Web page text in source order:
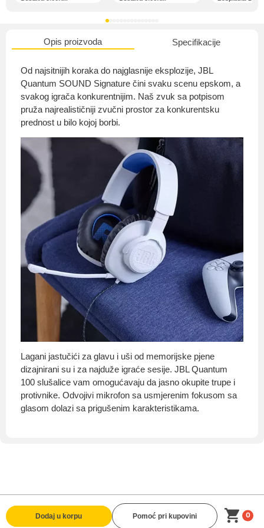
Opis proizvoda Specifikacije
Od najsitnijih koraka do najglasnije eksplozije, JBL
Quantum SOUND Signature čini svaku scenu epskom, a
svakog igrača konkurentnijim. Naš zvuk sa potpisom
pruža najrealističniji zvučni prostor za konkurentsku
prednost u bilo kojoj borbi.
Lagani jastučići za glavu i uši od memorijske pjene
dizajnirani su i za najduže igraće sesije. JBL Quantum
100 slušalice vam omogućavaju da jasno okupite trupe i
protivnike. Odvojivi mikrofon sa usmjerenim fokusom sa
glasom dolazi sa prigušenim karakteristikama.
Dodaj u korpu Pomoć pri kupovini 0
O nama
Privatnost kupca
Uvjeti i odredbe